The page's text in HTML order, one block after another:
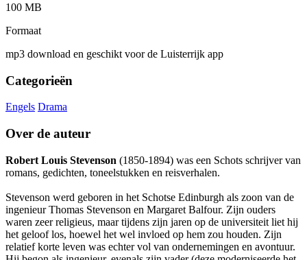
100 MB
Formaat
mp3 download en geschikt voor de Luisterrijk app
Categorieën
Engels Drama
Over de auteur
Robert Louis Stevenson (1850-1894) was een Schots schrijver van
romans, gedichten, toneelstukken en reisverhalen.
Stevenson werd geboren in het Schotse Edinburgh als zoon van de
ingenieur Thomas Stevenson en Margaret Balfour. Zijn ouders
waren zeer religieus, maar tijdens zijn jaren op de universiteit liet hij
het geloof los, hoewel het wel invloed op hem zou houden. Zijn
relatief korte leven was echter vol van ondernemingen en avontuur.